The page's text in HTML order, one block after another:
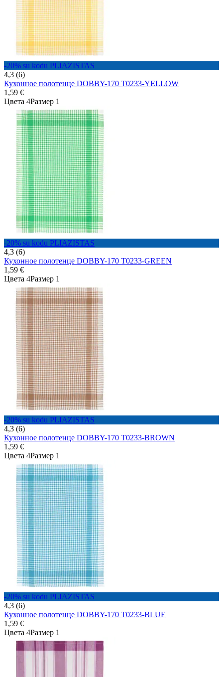
-20% su kodu PLIAZISTAS
4,3 (6)
Кухонное полотенце DOBBY-170 T0233-YELLOW
1,59 €
Цвета 4Размер 1
-20% su kodu PLIAZISTAS
4,3 (6)
Кухонное полотенце DOBBY-170 T0233-GREEN
1,59 €
Цвета 4Размер 1
-20% su kodu PLIAZISTAS
4,3 (6)
Кухонное полотенце DOBBY-170 T0233-BROWN
1,59 €
Цвета 4Размер 1
-20% su kodu PLIAZISTAS
4,3 (6)
Кухонное полотенце DOBBY-170 T0233-BLUE
1,59 €
Цвета 4Размер 1